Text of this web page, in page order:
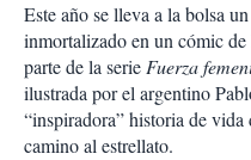
Este año se lleva a la bolsa
inmortalizado en un cómic
parte de la serieFuerza
ilustrada por el argentino
“inspiradora” historia de
camino al estrellato.